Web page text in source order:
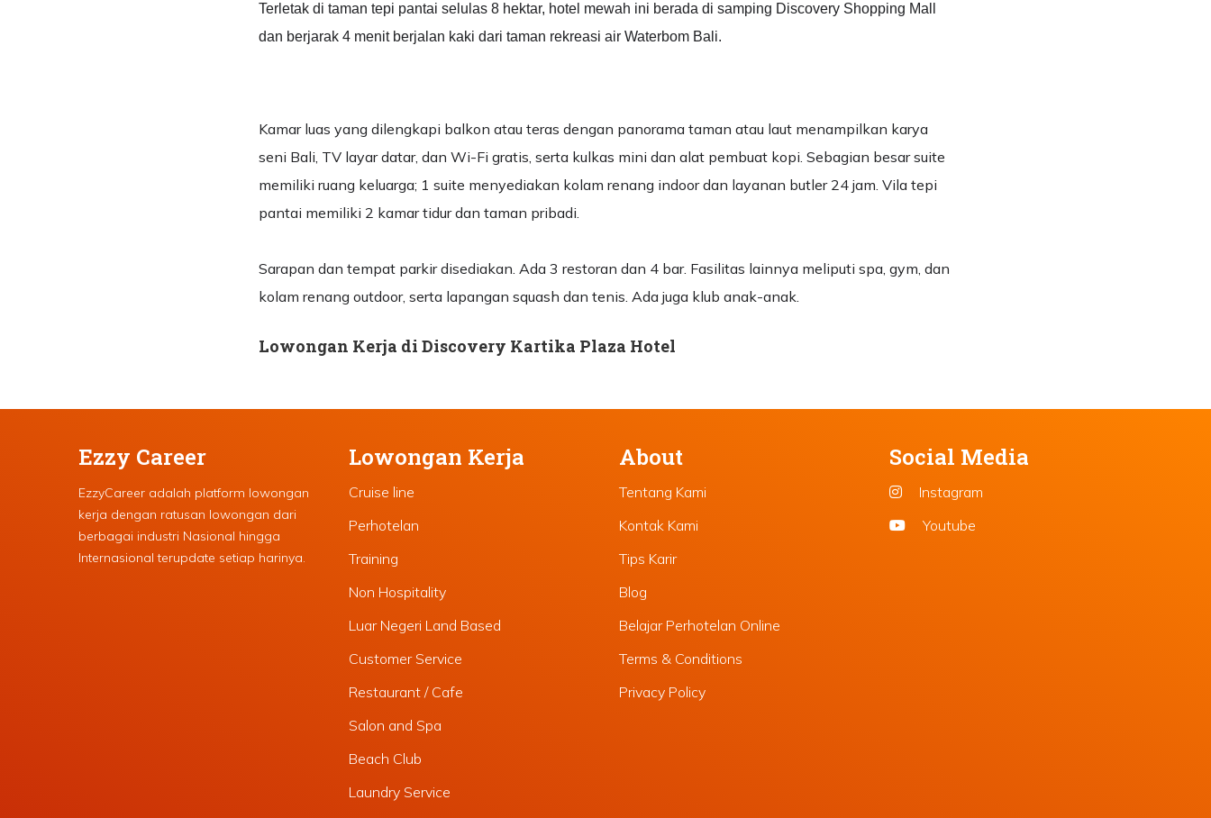
Terletak di taman tepi pantai selulas 8 hektar, hotel mewah ini berada di samping Discovery Shopping Mall
dan berjarak 4 menit berjalan kaki dari taman rekreasi air Waterbom Bali.
Kamar luas yang dilengkapi balkon atau teras dengan panorama taman atau laut menampilkan karya
seni Bali, TV layar datar, dan Wi-Fi gratis, serta kulkas mini dan alat pembuat kopi. Sebagian besar suite
memiliki ruang keluarga; 1 suite menyediakan kolam renang indoor dan layanan butler 24 jam. Vila tepi
pantai memiliki 2 kamar tidur dan taman pribadi.
Sarapan dan tempat parkir disediakan. Ada 3 restoran dan 4 bar. Fasilitas lainnya meliputi spa, gym, dan
kolam renang outdoor, serta lapangan squash dan tenis. Ada juga klub anak-anak.
Lowongan Kerja di Discovery Kartika Plaza Hotel
Ezzy Career
EzzyCareer adalah platform lowongan
kerja dengan ratusan lowongan dari
berbagai industri Nasional hingga
Internasional terupdate setiap harinya.
Lowongan Kerja
Cruise line
Perhotelan
Training
Non Hospitality
Luar Negeri Land Based
Customer Service
Restaurant / Cafe
Salon and Spa
Beach Club
Laundry Service
About
Tentang Kami
Kontak Kami
Tips Karir
Blog
Belajar Perhotelan Online
Terms & Conditions
Privacy Policy
Social Media
Instagram
Youtube